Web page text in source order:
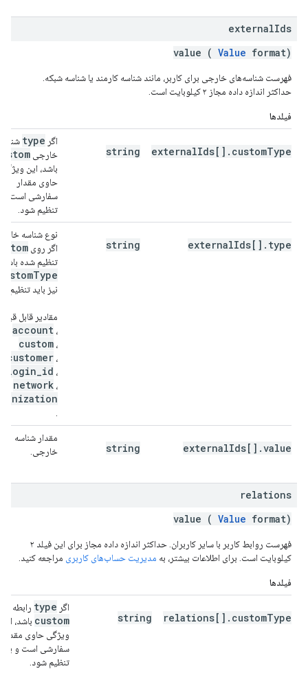
externalIds
value ( Value format)
فهرست شناسه‌های خارجی برای کاربر، مانند شناسه کارمند یا شناسه شبکه.
حداکثر اندازه داده مجاز ۲ کیلوبایت است.
فیلدها
externalIds[].customType
string
اگر type
خارجی
باشد، این ویژگی
حاوی مقدار
سفارشی است و
تنظیم شود.
externalIds[].type
string
نوع شناسه
اگر روی
تنظیم شده باشد،
Type
نیز باید تنظیم
مقادیر قابل
account ،
custom ،
customer ،
login id ،
network ،
externalIds[].value
string
مقدار شناسه
خارجی.
relations
value ( Value format)
فهرست روابط کاربر با سایر کاربران. حداکثر اندازه داده مجاز برای این فیلد ۲
کیلوبایت است. برای اطلاعات بیشتر، به مدیریت حساب‌های کاربری مراجعه کنید.
فیلدها
relations[].customType
string
اگر type رابطه
custom باشد، این
ویژگی حاوی مقدار
سفارشی است و باید
تنظیم شود.